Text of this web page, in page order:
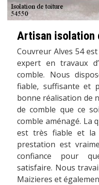
Artisan isolation
Couvreur Alves 54
expert en travaux
comble. Nous
fiable, suffisante et
bonne réalisation de
de comble que ce
comble aménagé. La
est très fiable et la
prestation est
confiance pour
satisfaire. Nous
Maizieres et